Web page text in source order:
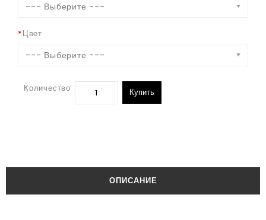
--- Выберите ---
Цвет
--- Выберите ---
Количество Купить
ОПИСАНИЕ